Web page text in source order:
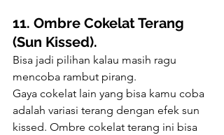
11. Ombre Cokelat Terang
(Sun Kissed).
Bisa jadi pilihan kalau masih ragu
mencoba rambut pirang.
Gaya cokelat lain yang bisa kamu coba
adalah variasi terang dengan efek sun
kissed. Ombre cokelat terang ini bisa